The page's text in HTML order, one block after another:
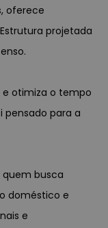
oferece
projetada
otimiza o tempo
pensado para a
quem busca
doméstico e
e